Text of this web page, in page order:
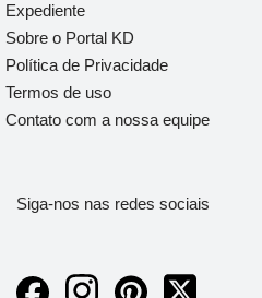
Expediente
Sobre o Portal KD
Política de Privacidade
Termos de uso
Contato com a nossa equipe
Siga-nos nas redes sociais